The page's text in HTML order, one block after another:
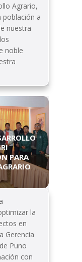
Agrario,
población a
nuestra
noble
PARA
la
en
Gerencia
Puno
con